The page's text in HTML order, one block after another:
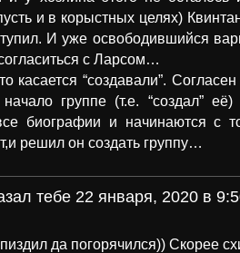
и в корыстных целях)
И уже освободившийся
с Ларсом…
касается “создавали”.
группе (т.е. “создал”
биографии и начинаются с
решил он создать группу…
тебе 22 января, 2020 в
да погорячился)) Скорее